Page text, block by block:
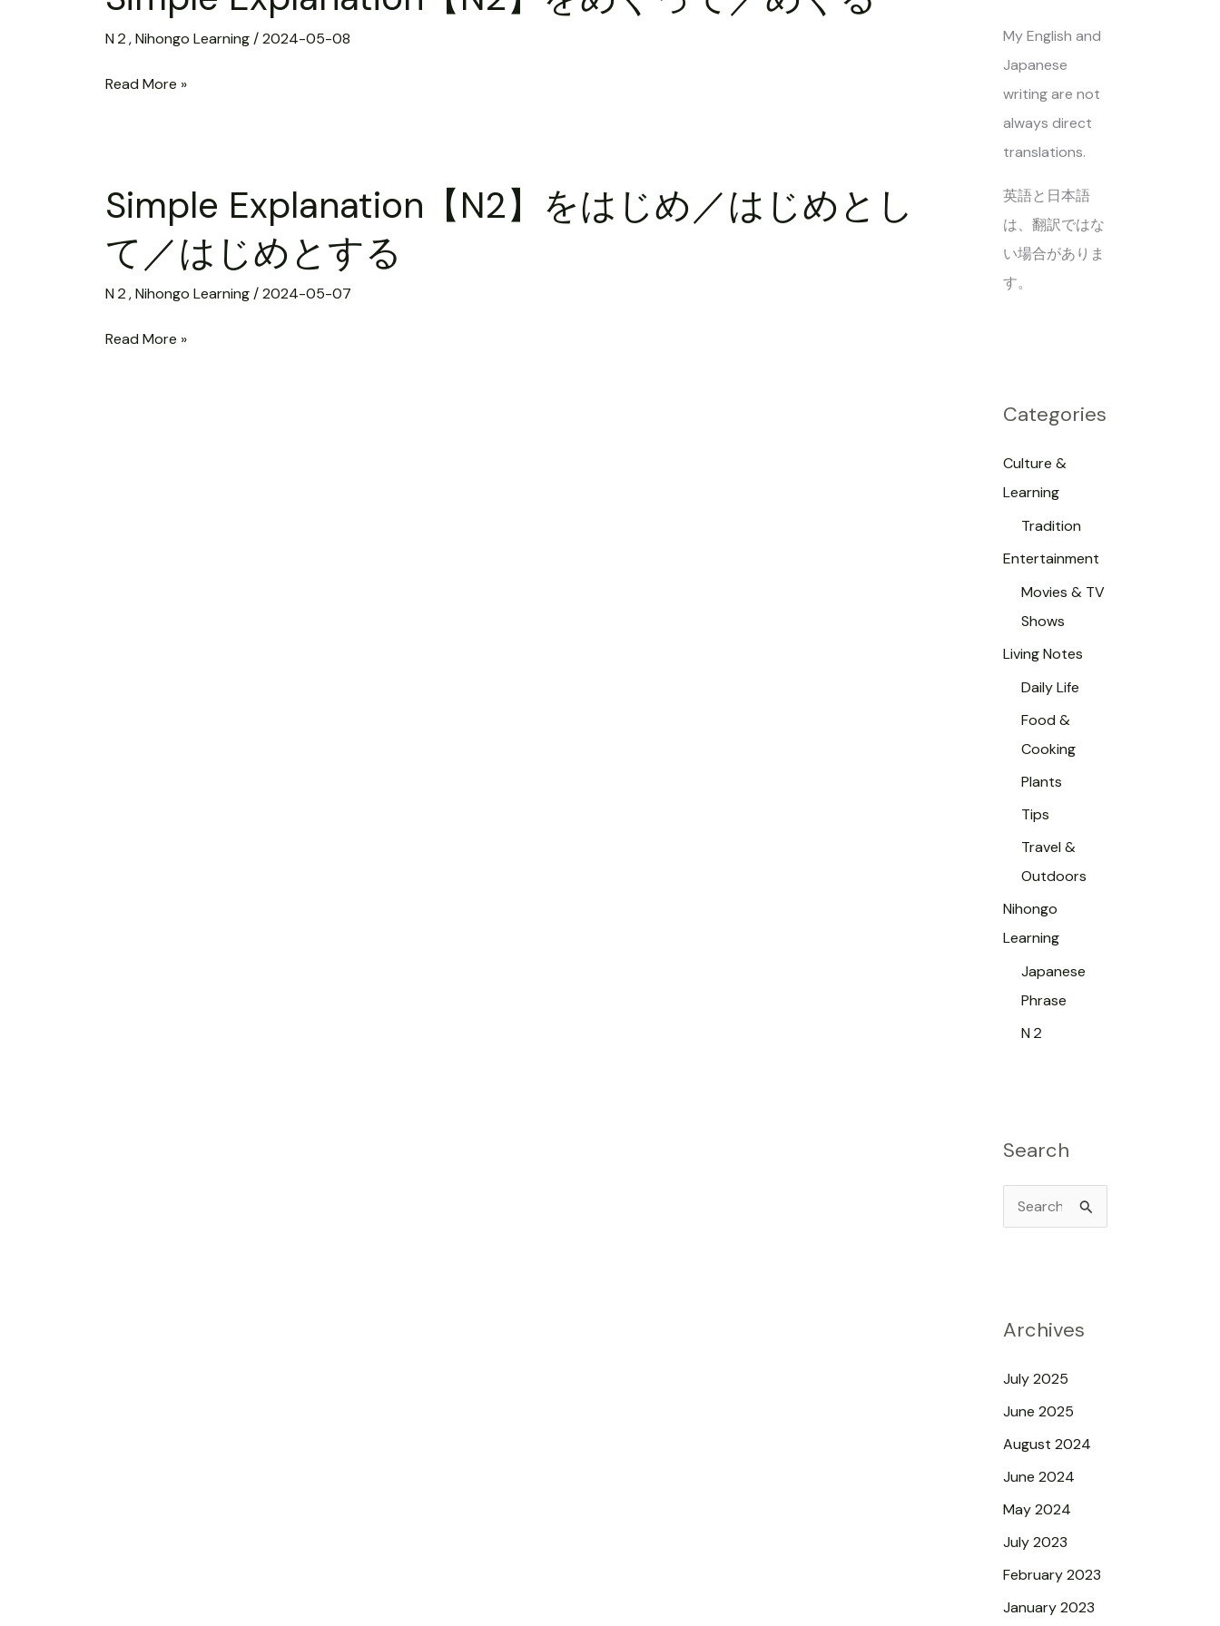
N２,Nihongo Learning/2024-05-08
め
ぐ
Read More »
Simple Explanation【N2】をはじめ／はじめとし
て／はじめとする
N２,Nihongo Learning/2024-05-07
Explanation【N2】
を
は
め
／
Read More »
My English and
Japanese
writing are not
always direct
translations.
英語と日本語
は、翻訳ではな
い場合がありま
す。
Categories
Culture &
Learning
Tradition
Entertainment
Movies & TV
Shows
Living Notes
Daily Life
Food &
Cooking
Plants
Tips
Travel &
Outdoors
Nihongo
Learning
Japanese
Phrase
N２
Search
c
f
o
r
Archives
July 2025
June 2025
August 2024
June 2024
May 2024
July 2023
February 2023
January 2023